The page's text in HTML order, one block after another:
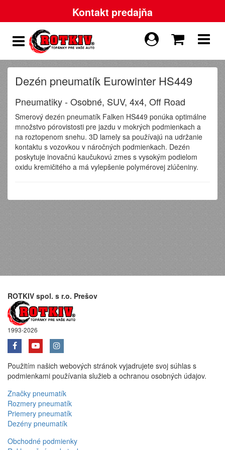
Kontakt predajňa
Dezén pneumatík Eurowinter HS449
Pneumatiky - Osobné, SUV, 4x4, Off Road
Smerový dezén pneumatík Falken HS449 ponúka optimálne
množstvo pórovistosti pre jazdu v mokrých podmienkach a
na roztopenom snehu. 3D lamely sa používajú na udržanie
kontaktu s vozovkou v náročných podmienkach. Dezén
poskytuje inovačnú kaučukovú zmes s vysokým podielom
oxidu kremičitého a má vylepšenie polymérovej zlúčeniny.
ROTKIV spol. s r.o. Prešov
1993-2026
Použitím našich webových stránok vyjadrujete svoj súhlas s
podmienkami používania služieb a ochranou osobných údajov.
Značky pneumatík
Rozmery pneumatík
Priemery pneumatík
Dezény pneumatík
Obchodné podmienky